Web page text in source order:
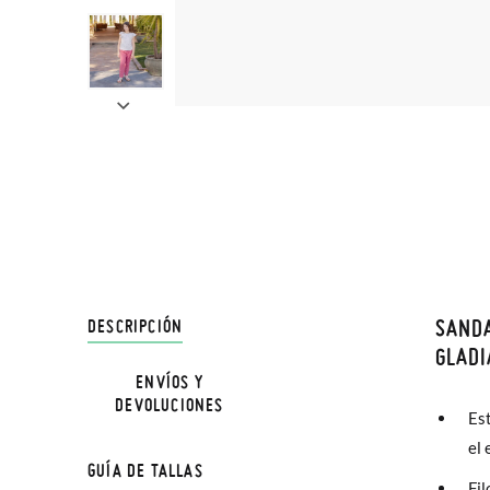
DESCRIPCIÓN
el
ENVÍOS Y
DEVOLUCIONES
En
hasta
poco
GUÍA DE TALLAS